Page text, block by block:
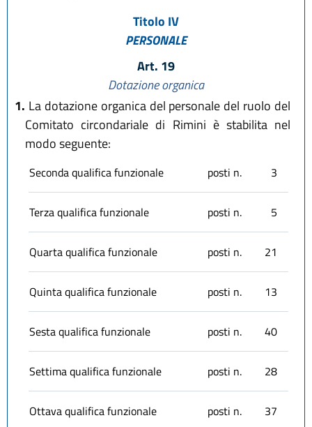
Titolo IV
PERSONALE
Art. 19
Dotazione organica
1. La dotazione organica del personale del ruolo del
Comitato circondariale di Rimini è stabilita nel
modo seguente:
Seconda qualifica funzionale posti n. 3
Terza qualifica funzionale posti n. 5
Quarta qualifica funzionale posti n. 21
Quinta qualifica funzionale posti n. 13
Sesta qualifica funzionale posti n. 40
Settima qualifica funzionale posti n. 28
Ottava qualifica funzionale posti n. 37